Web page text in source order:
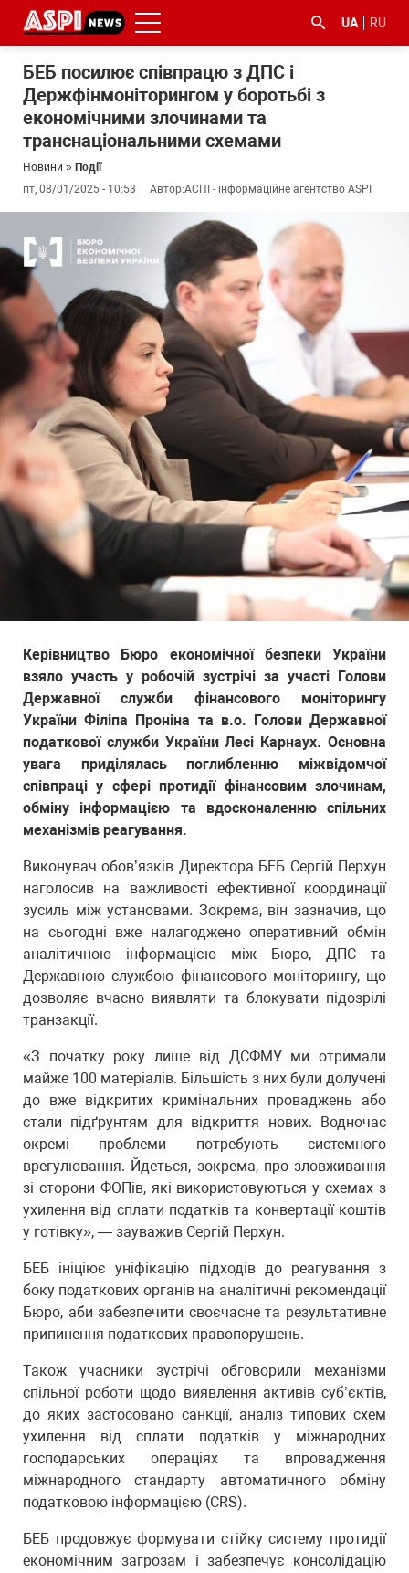
UA RU
БЕБ посилює співпрацю з ДПС і
Держфінмоніторингом у боротьбі з
економічними злочинами та
транснаціональними схемами
Новини » Події
пт, 08/01/2025 - 10:53
Автор:АСПІ - інформаційне агентство ASPI
Керівництво Бюро економічної безпеки України
взяло участь у робочій зустрічі за участі Голови
Державної служби фінансового моніторингу
України Філіпа Проніна та в.о. Голови Державної
податкової служби України Лесі Карнаух. Основна
увага приділялась поглибленню міжвідомчої
співпраці у сфері протидії фінансовим злочинам,
обміну інформацією та вдосконаленню спільних
механізмів реагування.
Виконувач обов’язків Директора БЕБ Сергій Перхун
наголосив на важливості ефективної координації
зусиль між установами. Зокрема, він зазначив, що
на сьогодні вже налагоджено оперативний обмін
аналітичною інформацією між Бюро, ДПС та
Державною службою фінансового моніторингу, що
дозволяє вчасно виявляти та блокувати підозрілі
транзакції.
«З початку року лише від ДСФМУ ми отримали
майже 100 матеріалів. Більшість з них були долучені
до вже відкритих кримінальних проваджень або
стали підґрунтям для відкриття нових. Водночас
окремі проблеми потребують системного
врегулювання. Йдеться, зокрема, про зловживання
зі сторони ФОПів, які використовуються у схемах з
ухилення від сплати податків та конвертації коштів
у готівку», — зауважив Сергій Перхун.
БЕБ ініціює уніфікацію підходів до реагування з
боку податкових органів на аналітичні рекомендації
Бюро, аби забезпечити своєчасне та результативне
припинення податкових правопорушень.
Також учасники зустрічі обговорили механізми
спільної роботи щодо виявлення активів суб’єктів,
до яких застосовано санкції, аналіз типових схем
ухилення від сплати податків у міжнародних
господарських операціях та впровадження
міжнародного стандарту автоматичного обміну
податковою інформацією (CRS).
БЕБ продовжує формувати стійку систему протидії
економічним загрозам і забезпечує консолідацію
корупцією